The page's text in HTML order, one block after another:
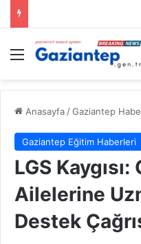
Menü
Anasayfa /Gaziantep
Gaziantep Eğitim Haberleri
LGS
Ailelerine
Destek